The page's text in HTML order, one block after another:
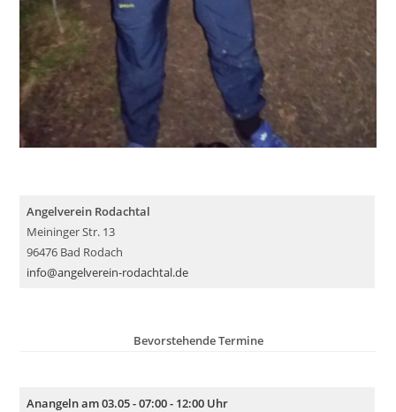
Angelverein Rodachtal
Meininger Str. 13
96476 Bad Rodach
info@angelverein-rodachtal.de
Bevorstehende Termine
Anangeln am 03.05 - 07:00 - 12:00 Uhr